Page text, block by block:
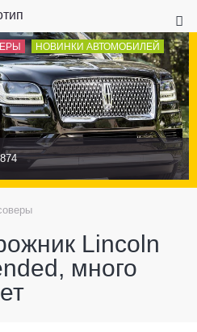
НОВИНКИ АВТОМОБИЛЕЙ
Lincoln
много